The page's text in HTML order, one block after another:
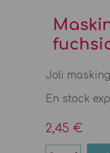
Joli
En stock
2,45 €